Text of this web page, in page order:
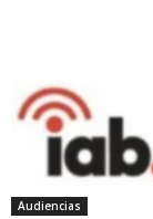
Audiencias